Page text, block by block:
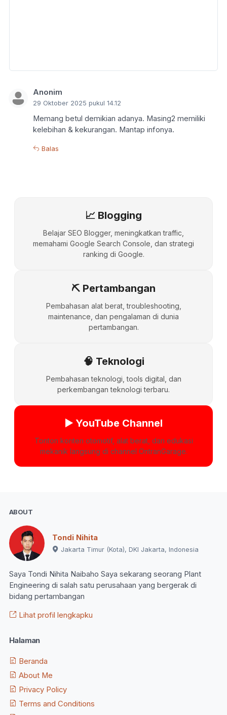
Anonim
29 Oktober 2025 pukul 14.12
Memang betul demikian adanya. Masing2 memiliki
kelebihan & kekurangan. Mantap infonya.
Balas
📈 Blogging
Belajar SEO Blogger, meningkatkan traffic,
memahami Google Search Console, dan strategi
ranking di Google.
⛏️ Pertambangan
Pembahasan alat berat, troubleshooting,
maintenance, dan pengalaman di dunia
pertambangan.
🧠 Teknologi
Pembahasan teknologi, tools digital, dan
perkembangan teknologi terbaru.
▶️ YouTube Channel
Tonton konten otomotif, alat berat, dan edukasi
mekanik langsung di channel OntranGarage.
ABOUT
Tondi Nihita
Jakarta Timur (Kota), DKI Jakarta, Indonesia
Saya Tondi Nihita Naibaho Saya sekarang seorang Plant
Engineering di salah satu perusahaan yang bergerak di
bidang pertambangan
Lihat profil lengkapku
Halaman
Beranda
About Me
Privacy Policy
Terms and Conditions